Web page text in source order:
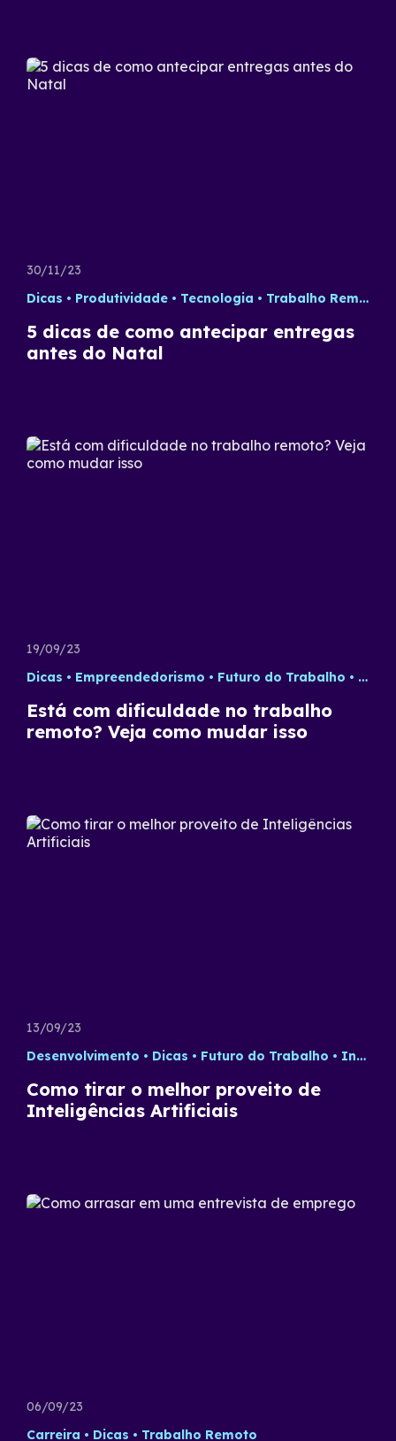
30/11/23
Dicas
Produtividade Tecnologia Trabalho Remoto
5 dicas de como antecipar entregas
antes do Natal
19/09/23
Dicas
Empreendedorismo Futuro do Trabalho
Está com dificuldade no trabalho
remoto? Veja como mudar isso
13/09/23
Desenvolvimento
Dicas Futuro do Trabalho Inteligência Artificial
Como tirar o melhor proveito de
Inteligências Artificiais
06/09/23
Carreira
Dicas Trabalho Remoto